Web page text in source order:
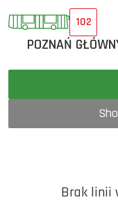
102
POZNAŃ
Brak linii